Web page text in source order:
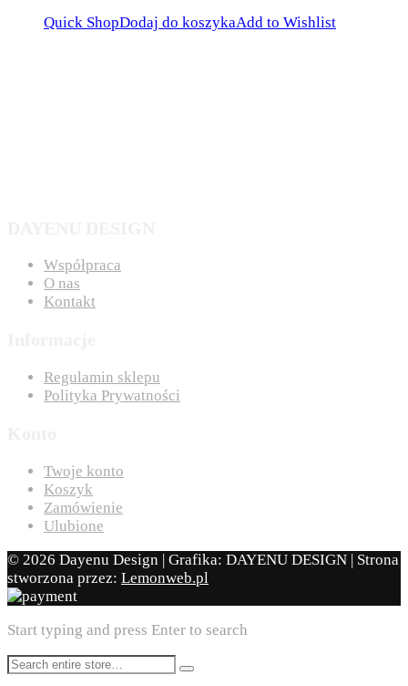
Quick ShopDodaj do koszykaAdd to Wishlist
Współpraca
O nas
Kontakt
Regulamin sklepu
Polityka Prywatności
Twoje konto
Koszyk
Zamówienie
Ulubione
© 2026 Dayenu Design | Grafika: DAYENU DESIGN | Strona
stworzona przez: Lemonweb.pl
Start typing and press Enter to search